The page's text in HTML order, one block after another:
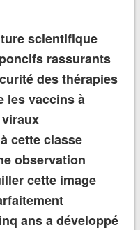
scientifique
rassurants
des thérapies
les vaccins à
cette classe
observation
cette image
ans a développé